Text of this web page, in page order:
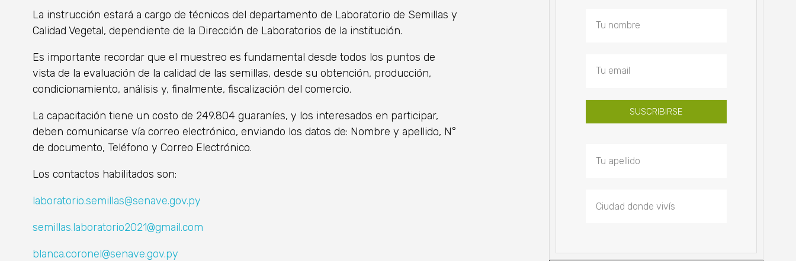
La instrucción estará a cargo de técnicos del departamento de Laboratorio de Semillas y
Calidad Vegetal, dependiente de la Dirección de Laboratorios de la institución.
Es importante recordar que el muestreo es fundamental desde todos los puntos de
vista de la evaluación de la calidad de las semillas, desde su obtención, producción,
condicionamiento, análisis y, finalmente, fiscalización del comercio.
La capacitación tiene un costo de 249.804 guaraníes, y los interesados ​​en participar,
deben comunicarse vía correo electrónico, enviando los datos de: Nombre y apellido, N°
de documento, Teléfono y Correo Electrónico.
Los contactos habilitados son:
laboratorio.semillas@senave.gov.py
semillas.laboratorio2021@gmail.com
blanca.coronel@senave.gov.py
SUSCRIBIRSE